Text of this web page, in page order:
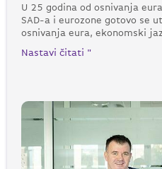
U 25 godina od osnivanja
SAD-a i eurozone gotovo se
osnivanja eura, ekonomski
Nastavi čitati "